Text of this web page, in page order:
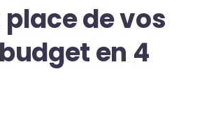
place de vos
en 4